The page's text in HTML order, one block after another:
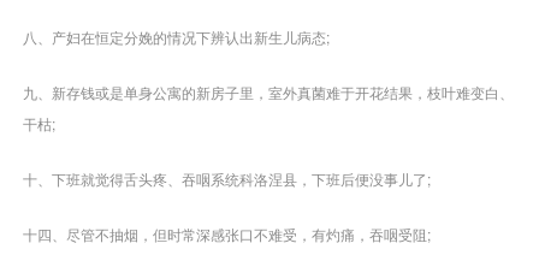
八、产妇在恒定分娩的情况下辨认出新生儿病态;
九、新存钱或是单身公寓的新房子里，室外真菌难于开花结果，枝叶难变白、
干枯;
十、下班就觉得舌头疼、吞咽系统科洛涅县，下班后便没事儿了;
十四、尽管不抽烟，但时常深感张口不难受，有灼痛，吞咽受阻;